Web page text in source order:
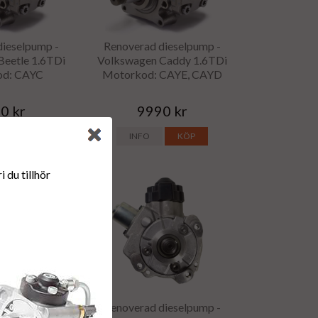
-
1.6TDi
CAYC
kr
Renoverad dieselpump -
Volkswagen Caddy 1.6TDi
Motorkod: CAYE, CAYD
9990 kr
INFO KÖP
-
Renoverad dieselpump -
du tillhör